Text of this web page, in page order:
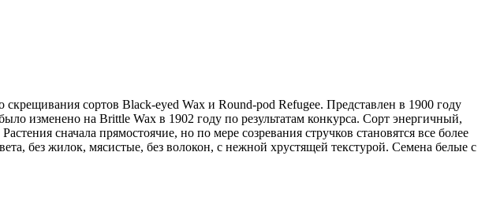
сортов Black-eyed Wax и Round-pod Refugee. Представлен в 1900 году
изменено на Brittle Wax в 1902 году по результатам конкурса. Сорт энергичный,
сначала прямостоячие, но по мере созревания стручков становятся все более
без жилок, мясистые, без волокон, с нежной хрустящей текстурой. Семена белые с